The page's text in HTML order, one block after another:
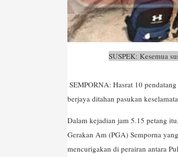
SUSPEK: Kesemua
SEMPORNA: Hasrat 10
berjaya ditahan pasukan
Dalam kejadian jam 5.15 petang
Gerakan Am (PGA) Semporna
mencurigakan di perairan antara